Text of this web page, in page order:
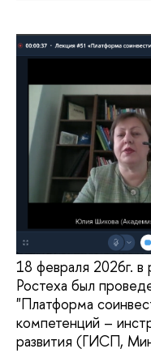
18 февраля 2026г.
Ростеха был
"Платформа
компетенций –
развития (ГИСП,